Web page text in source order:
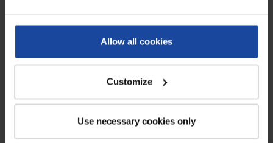
Allow all cookies
Customize
Use necessary cookies only
Avis 0
À voir également